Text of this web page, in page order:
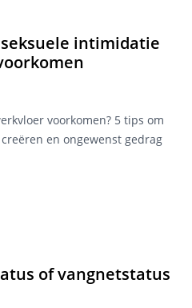
intimidatie
voorkomen? 5 tips om
en ongewenst gedrag
of vangnetstatus